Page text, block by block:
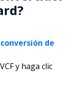
de
y haga clic